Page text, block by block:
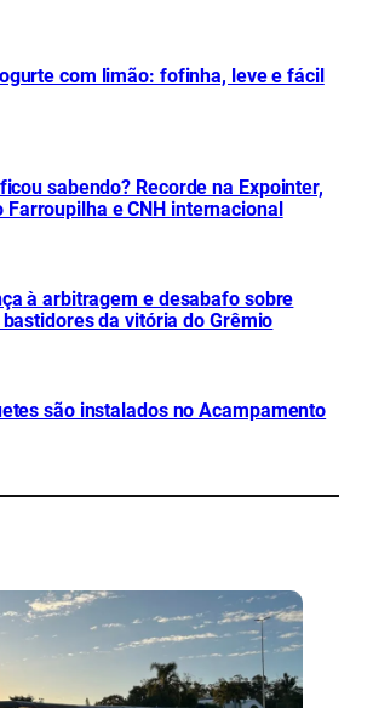
com limão: fofinha, leve e fácil
sabendo? Recorde na Expointer,
e CNH internacional
à arbitragem e desabafo sobre
da vitória do Grêmio
são instalados no Acampamento